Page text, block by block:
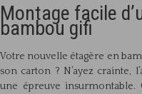
Montage facile
bambou gifi
Votre nouvelle étagère en
son carton ? N’ayez crainte,
une épreuve insurmontable.